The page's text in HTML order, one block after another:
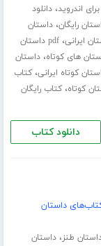
اندروید،دانلود
،داستان
ایرانی،
pdf داستان
های کوتاه،داستان
کوتاه ایرانی،کتاب
کوتاه،کتاب رایگان
دانلود کتاب
کتاب‌های داستان
طنز،داستان